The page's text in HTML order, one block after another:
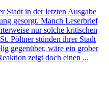
Stadt in der letzten Ausgabe
gesorgt. Manch Leserbrief
nur solche kritischen
Pöltner stünden ihrer Stadt
gegenüber, wäre ein grober
zeigt doch einen ...